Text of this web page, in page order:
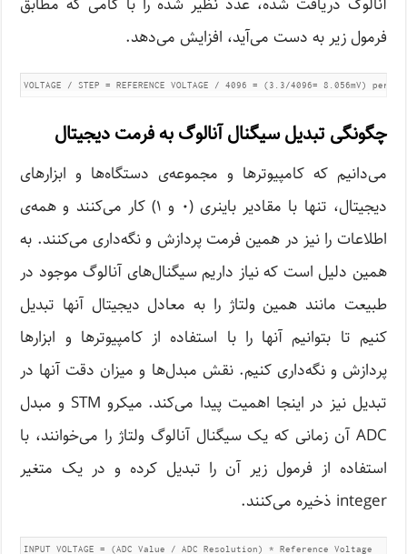
فرمول زیر به دست می‌آید، افزایش می‌دهد.
VOLTAGE / STEP = REFERENCE VOLTAGE / 4096 = (3.3/4096= 8.056mV) per
چگونگی تبدیل سیگنال آنالوگ به فرمت دیجیتال
می‌دانیم که کامپیوترها و مجموعه‌ی دستگاه‌ها و ابزارهای
دیجیتال، تنها با مقادیر باینری (۰ و ۱) کار می‌کنند و همه‌ی
اطلاعات را نیز در همین فرمت پردازش و نگه‌داری می‌کنند. به
همین دلیل است که نیاز داریم سیگنال‌های آنالوگ موجود در
طبیعت مانند همین ولتاژ را به معادل دیجیتال آنها تبدیل
کنیم تا بتوانیم آنها را با استفاده از کامپیوترها و ابزارها
پردازش و نگه‌داری کنیم. نقش مبدل‌ها و میزان دقت آنها در
تبدیل نیز در اینجا اهمیت پیدا می‌کند. میکرو STM و مبدل
ADC آن زمانی که یک سیگنال آنالوگ ولتاژ را می‌خوانند، با
استفاده از فرمول زیر آن را تبدیل کرده و در یک متغیر
integer ذخیره می‌کنند.
INPUT VOLTAGE = (ADC Value / ADC Resolution) * Reference Voltage